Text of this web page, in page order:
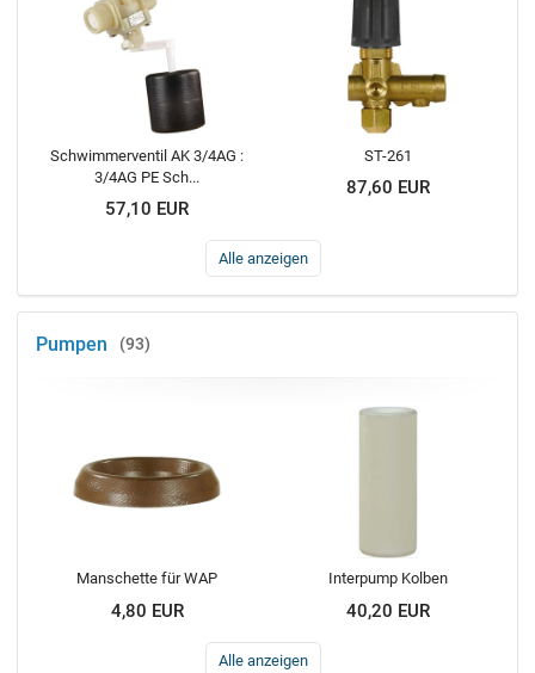
Schwimmerventil AK 3/4AG :
3/4AG PE Sch...
57,10 EUR
ST-261
87,60 EUR
Alle anzeigen
Pumpen 93
Manschette für WAP
4,80 EUR
Interpump Kolben
40,20 EUR
Alle anzeigen